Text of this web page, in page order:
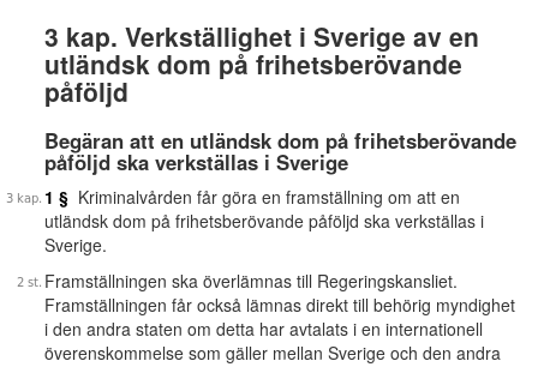
3 kap. Verkställighet i Sverige av en
utländsk dom på frihetsberövande
påföljd
Begäran att en utländsk dom på frihetsberövande
påföljd ska verkställas i Sverige
1 § Kriminalvården får göra en framställning om att en
utländsk dom på frihetsberövande påföljd ska verkställas i
Sverige.
Framställningen ska överlämnas till Regeringskansliet.
Framställningen får också lämnas direkt till behörig myndighet
i den andra staten om detta har avtalats i en internationell
överenskommelse som gäller mellan Sverige och den andra